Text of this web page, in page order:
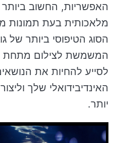
האפשריות, החשוב
מלאכותית בעת
הסוג הטיפוסי ביותר של
לסייע להחיות את
האינדיבידואלי שלך
יותר.